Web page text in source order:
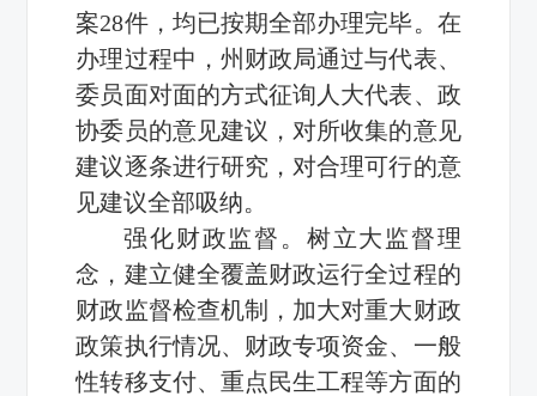
案28件，均已按期全部办理完毕。在
办理过程中，州财政局通过与代表、
委员面对面的方式征询人大代表、政
协委员的意见建议，对所收集的意见
建议逐条进行研究，对合理可行的意
见建议全部吸纳。
强化财政监督。树立大监督理
念，建立健全覆盖财政运行全过程的
财政监督检查机制，加大对重大财政
政策执行情况、财政专项资金、一般
性转移支付、重点民生工程等方面的